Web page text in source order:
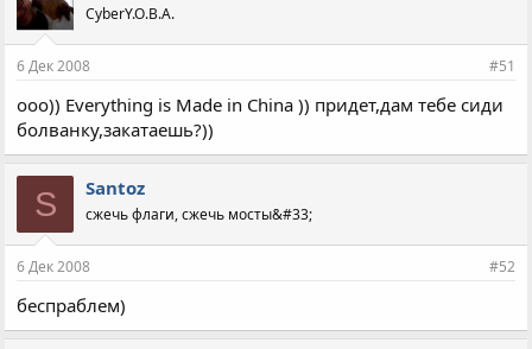
CyberY.O.B.A.
6 Дек 2008 #51
ооо)) Everything is Made in China )) придет,дам тебе сиди
болванку,закатаешь?))
S Santoz
сжечь флаги, сжечь мосты&#33;
6 Дек 2008 #52
беспраблем)